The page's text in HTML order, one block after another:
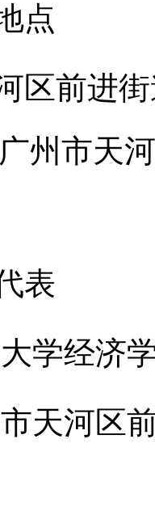
点
区前进
州市天
表
学经济
天河区